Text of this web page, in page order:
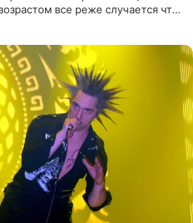
все реже случается что-